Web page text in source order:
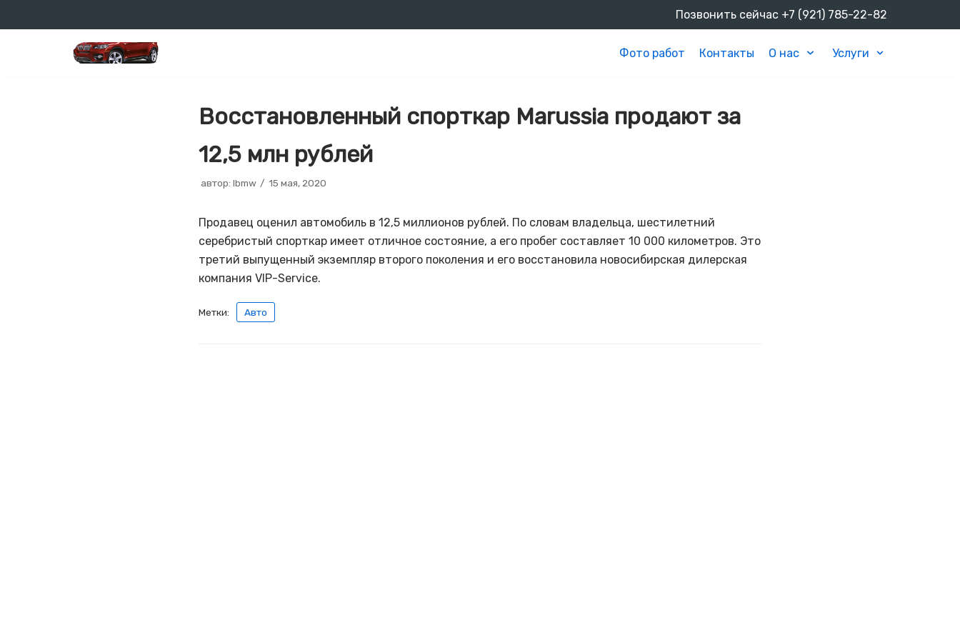
Позвонить сейчас +7 (921) 785-22-82
Фото работ Контакты О нас Услуги
Восстановленный спорткар Marussia продают за
12,5 млн рублей
автор: lbmw 15 мая, 2020
Продавец оценил автомобиль в 12,5 миллионов рублей. По словам владельца, шестилетний
серебристый спорткар имеет отличное состояние, а его пробег составляет 10 000 километров. Это
третий выпущенный экземпляр второго поколения и его восстановила новосибирская дилерская
компания VIP-Service.
Метки: Авто